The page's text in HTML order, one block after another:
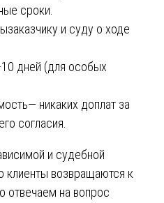
сроки.
и суду о ходе
дней (для особых
никаких доплат за
согласия.
и судебной
клиенты возвращаются к
отвечаем на вопрос